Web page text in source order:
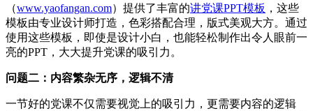
（www.yaofangan.com）提供了丰富的讲党课PPT模板 ，这些
模板由专业设计师打造，色彩搭配合理，版式美观大方。通过
使用这些模板，即使是设计小白，也能轻松制作出令人眼前一
亮的PPT，大大提升党课的吸引力。
问题二：内容繁杂无序，逻辑不清
一节好的党课不仅需要视觉上的吸引力，更需要内容的逻辑